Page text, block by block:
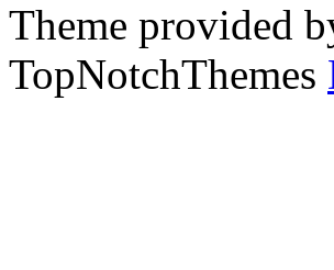
Theme provided
TopNotchThemes